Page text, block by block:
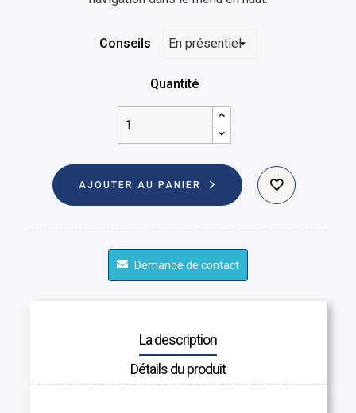
Conseils
Quantité
AJOUTER AU PANIER
Demande de contact
La description
Détails du produit